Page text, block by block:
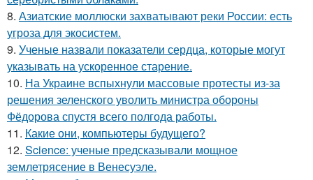
8. Азиатские моллюски захватывают реки России: есть
угроза для экосистем.
9. Ученые назвали показатели сердца, которые могут
указывать на ускоренное старение.
10. На Украине вспыхнули массовые протесты из-за
решения зеленского уволить министра обороны
Фёдорова спустя всего полгода работы.
11. Какие они, компьютеры будущего?
12. Science: ученые предсказывали мощное
землетрясение в Венесуэле.